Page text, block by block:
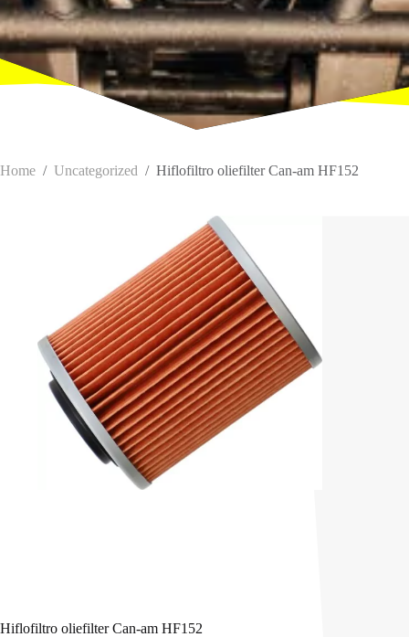
Home / Uncategorized / Hiflofiltro oliefilter Can-am HF152
Hiflofiltro oliefilter Can-am HF152